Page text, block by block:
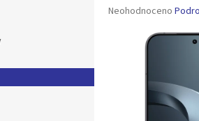
Průměrné
hvězdiček.
Neohodnoceno